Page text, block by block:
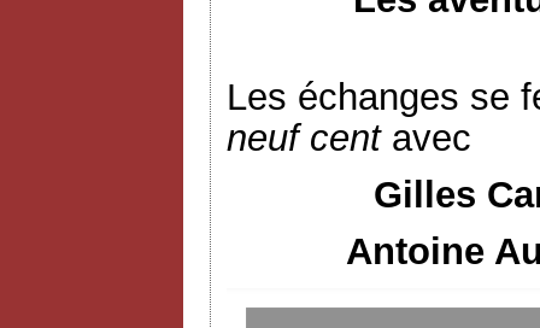
Les échanges se
neuf centavec
Gilles
Antoine